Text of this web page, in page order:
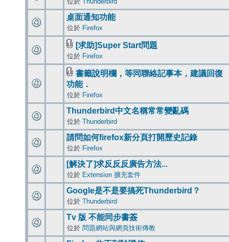
桌面通知功能
位於 Firefox
[求助]Super Start問題
位於 Firefox
書籤說明欄，等同聯絡記事本，建議回復
功能．
位於 Firefox
Thunderbird中文名稱常常變亂碼
位於 Thunderbird
請問如何firefox新分頁打開歷史記錄
位於 Firefox
[解決了]求反反反廣告方法...
位於 Extension 擴充套件
Google是不是要搞死Thunderbird？
位於 Thunderbird
Tv 版 不能同步書簽
位於 問題網站與網頁技術傳教